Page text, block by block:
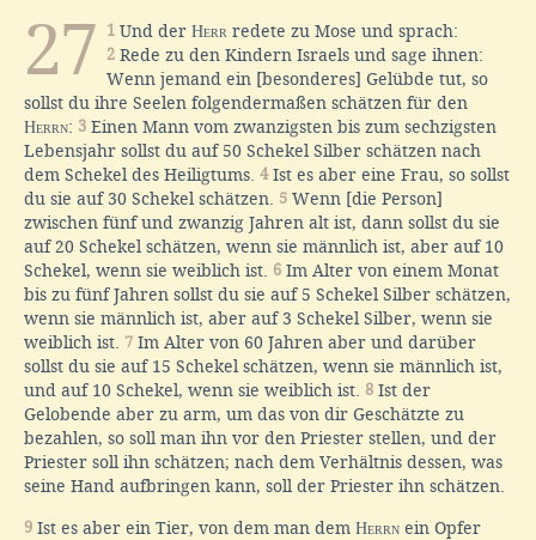
27 1 Und der Herr redete zu Mose und sprach:
2 Rede zu den Kindern Israels und sage ihnen:
Wenn jemand ein [besonderes] Gelübde tut, so
sollst du ihre Seelen folgendermaßen schätzen für den
Herrn: 3 Einen Mann vom zwanzigsten bis zum sechzigsten
Lebensjahr sollst du auf 50 Schekel Silber schätzen nach
dem Schekel des Heiligtums. 4Ist es aber eine Frau, so sollst
du sie auf 30 Schekel schätzen. 5 Wenn [die Person]
zwischen fünf und zwanzig Jahren alt ist, dann sollst du sie
auf 20 Schekel schätzen, wenn sie männlich ist, aber auf 10
Schekel, wenn sie weiblich ist. 6 Im Alter von einem Monat
bis zu fünf Jahren sollst du sie auf 5 Schekel Silber schätzen,
wenn sie männlich ist, aber auf 3 Schekel Silber, wenn sie
weiblich ist. 7 Im Alter von 60 Jahren aber und darüber
sollst du sie auf 15 Schekel schätzen, wenn sie männlich ist,
und auf 10 Schekel, wenn sie weiblich ist. 8 Ist der
Gelobende aber zu arm, um das von dir Geschätzte zu
bezahlen, so soll man ihn vor den Priester stellen, und der
Priester soll ihn schätzen; nach dem Verhältnis dessen, was
seine Hand aufbringen kann, soll der Priester ihn schätzen.
9 Ist es aber ein Tier, von dem man dem Herrn ein Opfer